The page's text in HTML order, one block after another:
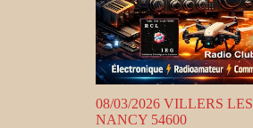
08/03/2026 VILLERS LES
NANCY 54600